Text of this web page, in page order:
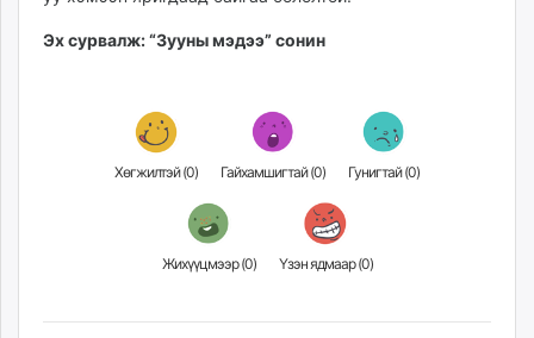
Эх сурвалж: “Зууны мэдээ” сонин
Хөгжилтэй (0) Гайхамшигтай (0) Гунигтай (0)
Жихүүцмээр (0) Үзэн ядмаар (0)